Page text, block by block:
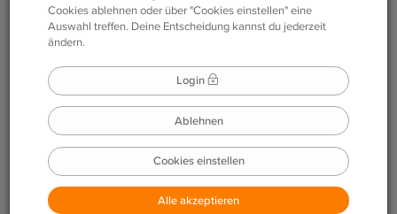
27.04.2016|Fakten der Sprache